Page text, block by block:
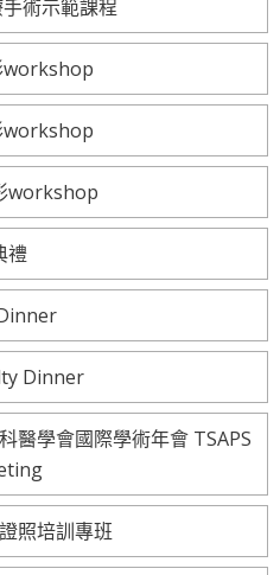
術示範課程
workshop
workshop
workshop
禮
Dinner
醫學會國際學術年會 TSAPS
照培訓專班